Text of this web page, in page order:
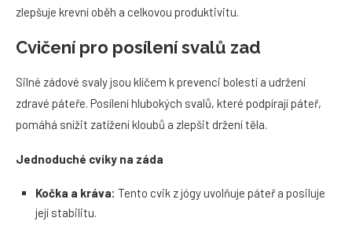
zlepšuje krevní oběh a celkovou produktivitu.
Cvičení pro posílení svalů zad
Silné zádové svaly jsou klíčem k prevenci bolestí a udržení
zdravé páteře. Posílení hlubokých svalů, které podpírají páteř,
pomáhá snížit zatížení kloubů a zlepšit držení těla.
Jednoduché cviky na záda
Kočka a kráva: Tento cvik z jógy uvolňuje páteř a posiluje
její stabilitu.